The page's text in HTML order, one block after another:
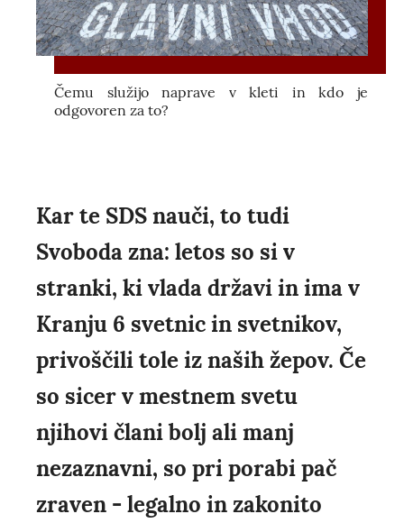
Čemu služijo naprave v kleti in kdo je
odgovoren za to?
Kar te SDS nauči, to tudi
Svoboda zna: letos so si v
stranki, ki vlada državi in ima v
Kranju 6 svetnic in svetnikov,
privoščili tole iz naših žepov. Če
so sicer v mestnem svetu
njihovi člani bolj ali manj
nezaznavni, so pri porabi pač
zraven - legalno in zakonito